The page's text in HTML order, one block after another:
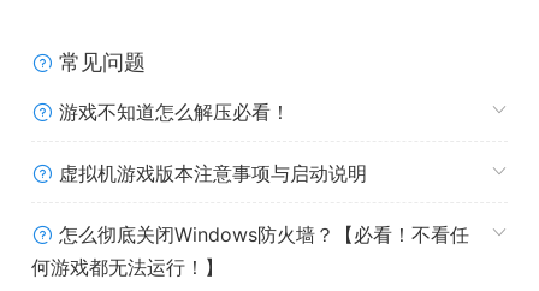
躲避陷阱、解决致命的谜题，解锁令人无可抗拒的宝
藏！
体验激动人心的主线剧情和众多英雄专属的支线任
系统需求
常见问题
游戏不知道怎么解压必看！
虚拟机游戏版本注意事项与启动说明
怎么彻底关闭Windows防火墙？【必看！不看任
何游戏都无法运行！】